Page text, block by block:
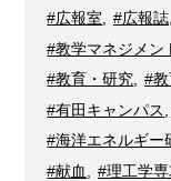
#広報室
#広報誌,
#教学マネジメン
#教育・研究
#
#有田キャンパス
#海洋エネルギー
#献血
#理工学